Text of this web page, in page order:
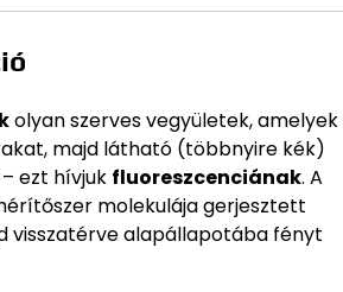
olyan szerves vegyületek, amelyek
majd látható (többnyire kék)
ezt hívjuk fluoreszcenciának. A
molekulája gerjesztett
visszatérve alapállapotába fényt